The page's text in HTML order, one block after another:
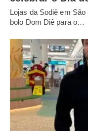
Lojas da Sodiê em
bolo Dom Diê para o…